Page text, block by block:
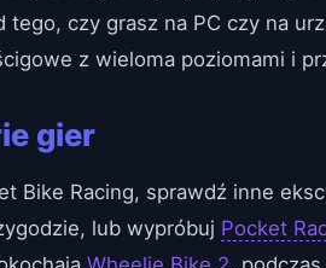
tego, czy grasz na PC czy na
z wieloma poziomami i
gier
Bike Racing, sprawdź inne
lub wypróbuj Pocket